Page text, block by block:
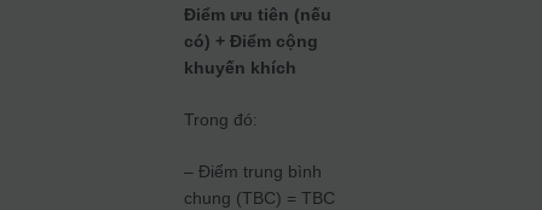
Điểm ưu tiên (nếu
có) + Điểm cộng
khuyến khích
Trong đó:
– Điểm trung bình
chung (TBC) = TBC